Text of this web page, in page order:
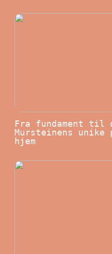
Fra fundament til
Mursteinens
hjem